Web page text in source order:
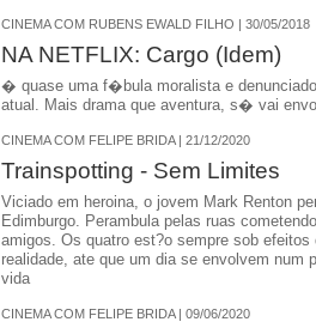
CINEMA COM RUBENS EWALD FILHO | 30/05/2018
NA NETFLIX: Cargo (Idem)
� quase uma f�bula moralista e
atual. Mais drama que aventura, s� vai
CINEMA COM FELIPE BRIDA | 21/12/2020
Trainspotting - Sem Limites
Viciado em heroina, o jovem Mark Renton
Edimburgo. Perambula pelas ruas
amigos. Os quatro est?o sempre sob efeitos
realidade, ate que um dia se envolvem num
vida
CINEMA COM FELIPE BRIDA | 09/06/2020